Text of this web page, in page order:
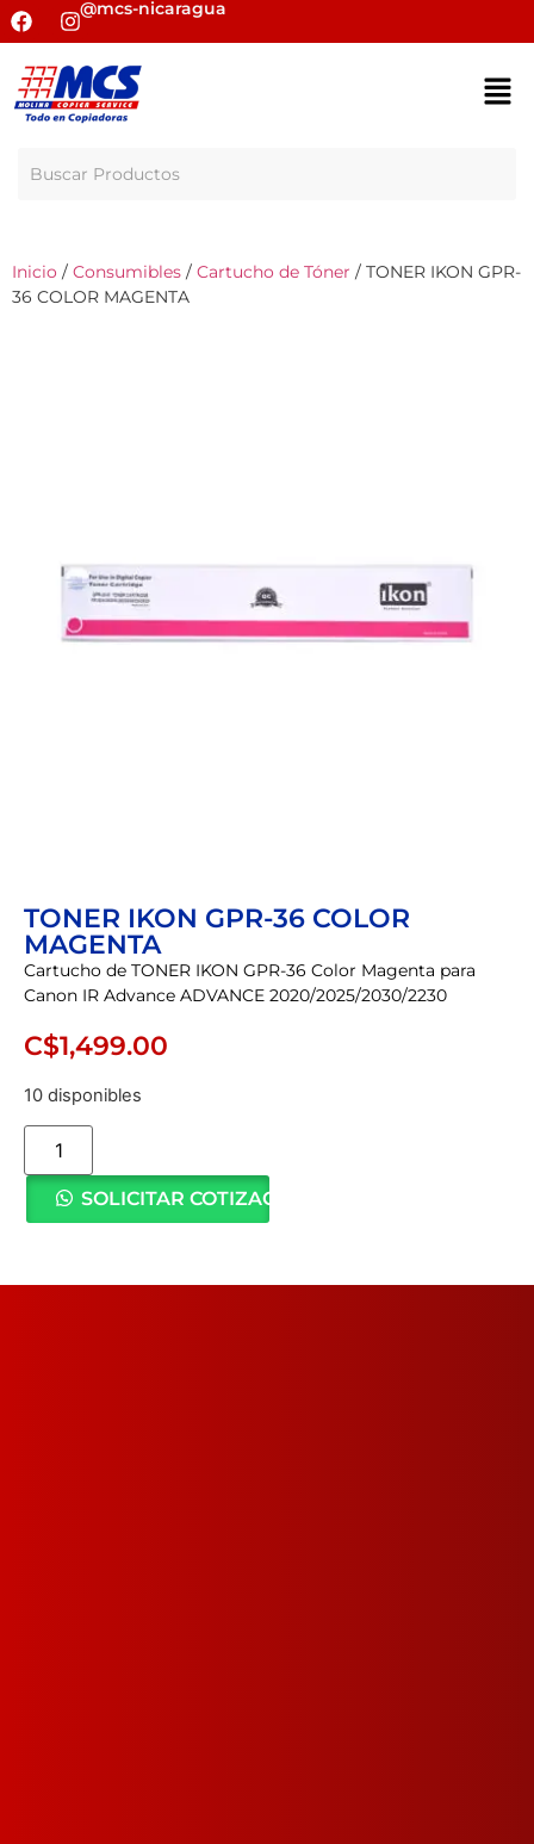
@mcs-nicaragua
Inicio / Consumibles / Cartucho de Tóner / TONER IKON GPR-
36 COLOR MAGENTA
TONER IKON GPR-36 COLOR
MAGENTA
Cartucho de TONER IKON GPR-36 Color Magenta para
Canon IR Advance ADVANCE 2020/2025/2030/2230
C$1,499.00
10 disponibles
SOLICITAR COTIZACIÓN